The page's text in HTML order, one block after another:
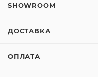
SHOWROOM
ДОСТАВКА
ОПЛАТА